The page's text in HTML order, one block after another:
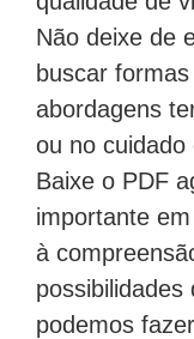
Não deixe de
buscar
abordagens
ou no cuidado
Baixe o PDF
importante
à
podemos